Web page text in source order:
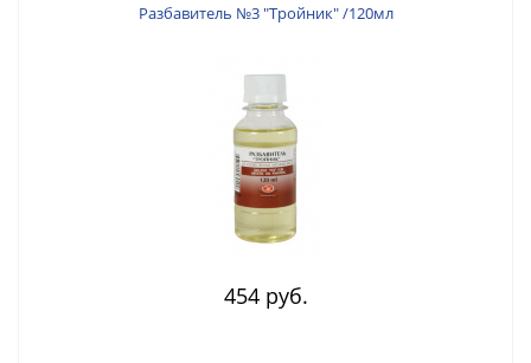
Разбавитель №3 "Тройник" /120мл
454 руб.